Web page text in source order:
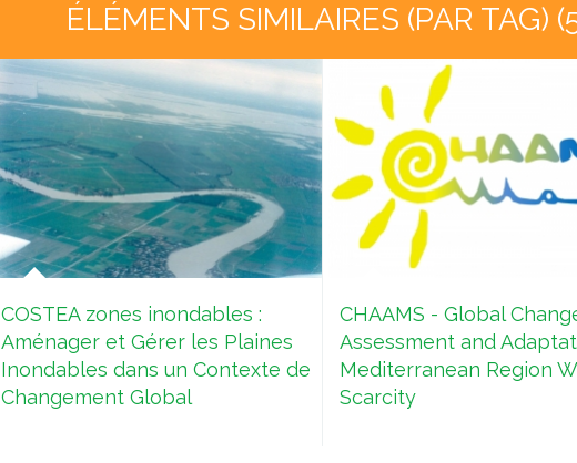
ÉLÉMENTS SIMILAIRES (PAR TAG)
COSTEA zones inondables :
Aménager et Gérer les Plaines
Inondables dans un Contexte de
Changement Global
CHAAMS - Global
Assessment and
Mediterranean Region
Scarcity